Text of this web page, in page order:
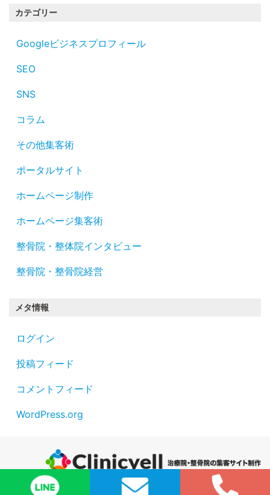
カテゴリー
Googleビジネスプロフィール
SEO
SNS
コラム
その他集客術
ポータルサイト
ホームページ制作
ホームページ集客術
整骨院・整体院インタビュー
整骨院・整骨院経営
メタ情報
ログイン
投稿フィード
コメントフィード
WordPress.org